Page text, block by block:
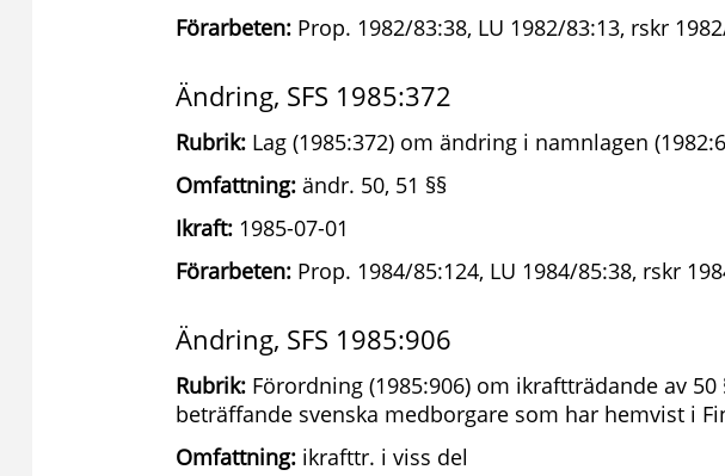
Förarbeten: Prop. 1982/83:38, LU 1982/83:13, rskr
Ändring, SFS 1985:372
Rubrik: Lag (1985:372) om ändring i namnlagen
Omfattning: ändr. 50, 51 §§
Ikraft: 1985-07-01
Förarbeten: Prop. 1984/85:124, LU 1984/85:38, rskr
Ändring, SFS 1985:906
Rubrik: Förordning (1985:906) om ikraftträdande av 50
beträffande svenska medborgare som har hemvist i
Omfattning: ikrafttr. i viss del